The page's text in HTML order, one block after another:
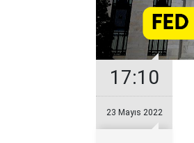
17:10
23 Mayıs 2022